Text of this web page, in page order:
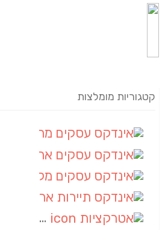
קטגוריות מומלצות
אטרקציות